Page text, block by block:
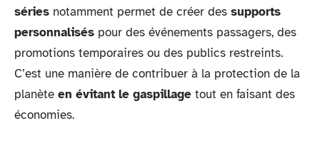
séries notamment permet de créer des supports
personnalisés pour des événements passagers, des
promotions temporaires ou des publics restreints.
C’est une manière de contribuer à la protection de la
planète en évitant le gaspillage tout en faisant des
économies.